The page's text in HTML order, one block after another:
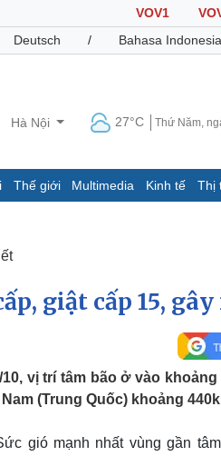
VOV1
Deutsch / Bahasa Indonesia
Hà Nội 27°C Thứ Năm,
Thế giới Multimedia Kinh tế Thị
Giáo dục
Dấu ấn VOV
Quân sự - Quốc phòng
Vũ khí
Phân tích
Thể
giật cấp 15,
10, vị trí tâm bão ở vào
(Trung Quốc) khoảng
gió mạnh nhất vùng gần